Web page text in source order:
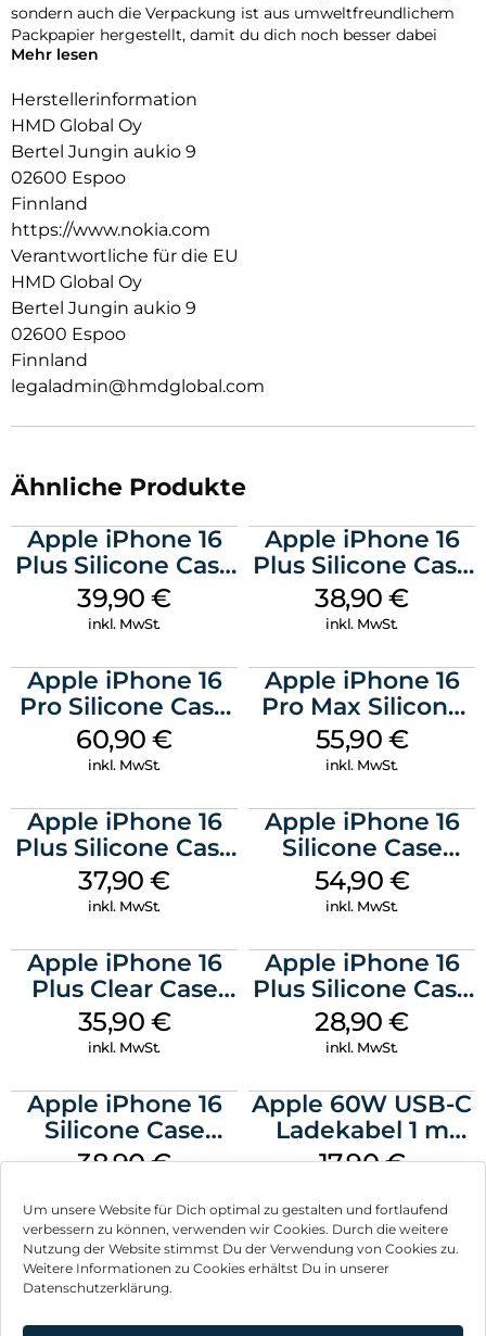
Um unsere Website für Dich optimal zu gestalten und fortlaufend
verbessern zu können, verwenden wir Cookies. Durch die weitere
Nutzung der Website stimmst Du der Verwendung von Cookies zu.
Weitere Informationen zu Cookies erhältst Du in unserer
Datenschutzerklärung.
sondern auch die Verpackung ist aus umweltfreundlichem
Packpapier hergestellt, damit du dich noch besser dabei
fühlen kannst, dein Smartphone zu schützen.
Mehr lesen
Herstellerinformation
HMD Global Oy
Bertel Jungin aukio 9
02600 Espoo
Finnland
https://www.nokia.com
Verantwortliche für die EU
HMD Global Oy
Bertel Jungin aukio 9
02600 Espoo
Finnland
legaladmin@hmdglobal.com
Ähnliche Produkte
Apple iPhone 16
Plus Silicone Case
MagSafe Plum
39,90€
inkl. MwSt.
Apple iPhone 16
Plus Silicone Case
MagSafe Denim
38,90€
inkl. MwSt.
Apple iPhone 16
Pro Silicone Case
MagSafe Stone
Gray
60,90€
inkl. MwSt.
Apple iPhone 16
Pro Max Silicone
Case MagSafe
Stone Gray
55,90 €
inkl. MwSt.
Apple iPhone 16
Plus Silicone Case
MagSafe Lake
Green
37,90€
inkl. MwSt.
Apple iPhone 16
Silicone Case
MagSafe Lake
Green
54,90 €
inkl. MwSt.
Apple iPhone 16
Plus Clear Case
MagSafe
Transparent
35,90 €
inkl. MwSt.
Apple iPhone 16
Plus Silicone Case
MagSafe Black
28,90€
inkl. MwSt.
Apple iPhone 16
Silicone Case
MagSafe
38,90€
Apple 60W USB-C
Ladekabel 1 m
Weiß
17,90€